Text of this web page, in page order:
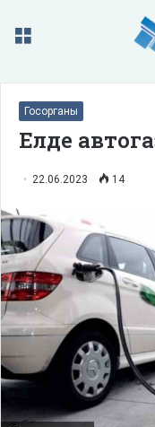
Меню
Госорганы
Елде
22.06.2023 14